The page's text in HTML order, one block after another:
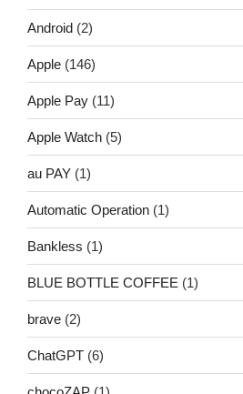
Android (2)
Apple (146)
Apple Pay (11)
Apple Watch (5)
au PAY (1)
Automatic Operation (1)
Bankless (1)
BLUE BOTTLE COFFEE (1)
brave (2)
ChatGPT (6)